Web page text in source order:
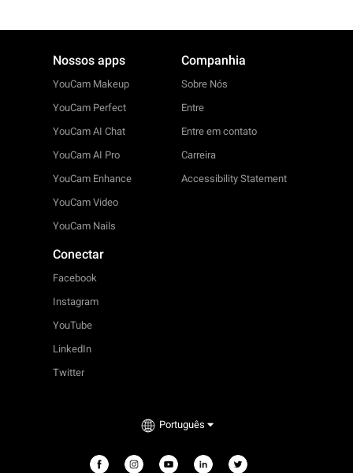
Nossos apps
YouCam Makeup
YouCam Perfect
YouCam AI Chat
YouCam AI Pro
YouCam Enhance
YouCam Video
YouCam Nails
Companhia
Sobre Nós
Entre
Entre em contato
Carreira
Accessibility Statement
Conectar
Facebook
Instagram
YouTube
LinkedIn
Twitter
Português